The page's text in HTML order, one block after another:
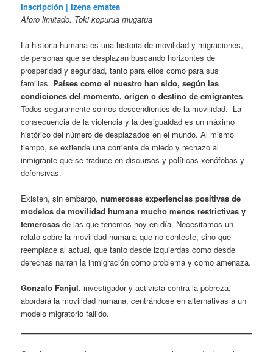
Inscripción | Izena ematea
Aforo limitado. Toki kopurua mugatua
La historia humana es una historia de movilidad y migraciones,
de personas que se desplazan buscando horizontes de
prosperidad y seguridad, tanto para ellos como para sus
familias. Países como el nuestro han sido, según las
condiciones del momento, origen o destino de emigrantes.
Todos seguramente somos descendientes de la movilidad. La
consecuencia de la violencia y la desigualdad es un máximo
histórico del número de desplazados en el mundo. Al mismo
tiempo, se extiende una corriente de miedo y rechazo al
inmigrante que se traduce en discursos y políticas xenófobas y
defensivas.
Existen, sin embargo,numerosas experiencias positivas de
modelos de movilidad humana mucho menos restrictivas y
temerosas de las que tenemos hoy en día. Necesitamos un
relato sobre la movilidad humana que no conteste, sino que
reemplace al actual, que tanto desde izquierdas como desde
derechas narran la inmigración como problema y como amenaza.
Gonzalo Fanjul, investigador y activista contra la pobreza,
abordará la movilidad humana, centrándose en alternativas a un
modelo migratorio fallido.